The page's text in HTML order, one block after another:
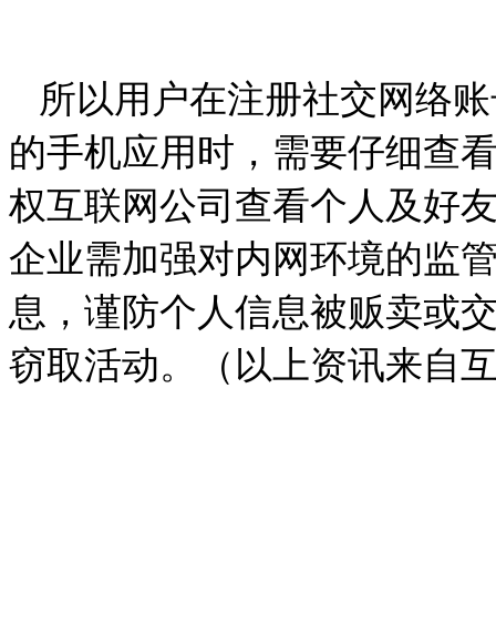
所以用户在注册社交网络
的手机应用时，需要仔细查
权互联网公司查看个人及好
企业需加强对内网环境的监
息，谨防个人信息被贩卖或
窃取活动。（以上资讯来自